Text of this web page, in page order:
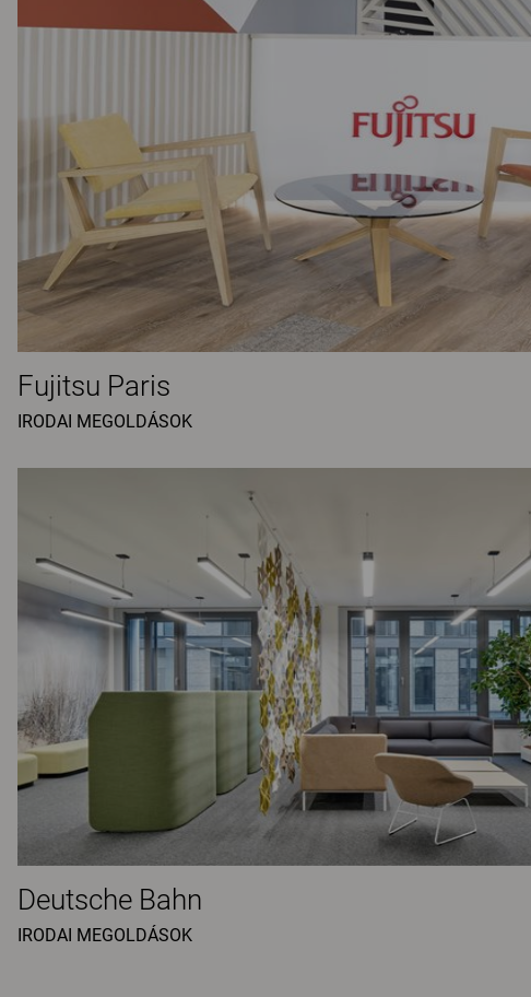
Fujitsu Paris
IRODAI MEGOLDÁSOK
Deutsche Bahn
IRODAI MEGOLDÁSOK